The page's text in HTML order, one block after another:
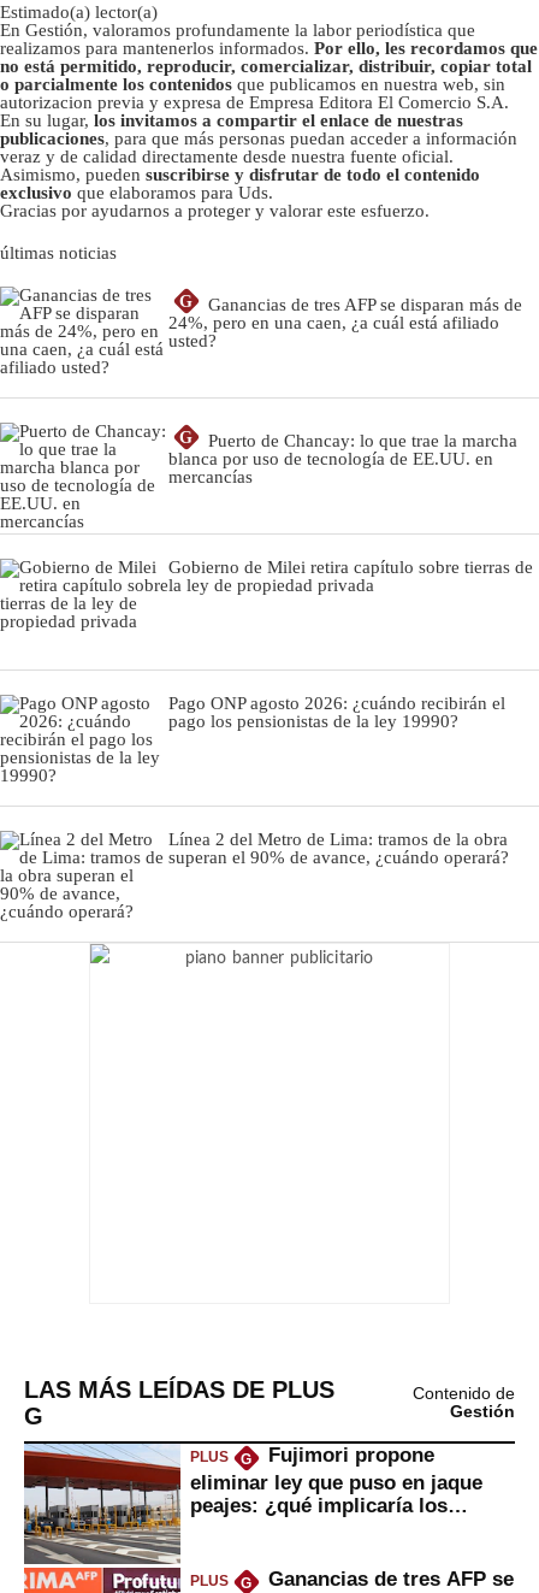
Estimado(a) lector(a)
En Gestión, valoramos profundamente la labor periodística que
realizamos para mantenerlos informados. Por ello, les recordamos que
no está permitido, reproducir, comercializar, distribuir, copiar total
o parcialmente los contenidos que publicamos en nuestra web, sin
autorizacion previa y expresa de Empresa Editora El Comercio S.A.
En su lugar, los invitamos a compartir el enlace de nuestras
publicaciones, para que más personas puedan acceder a información
veraz y de calidad directamente desde nuestra fuente oficial.
Asimismo, pueden suscribirse y disfrutar de todo el contenido
exclusivo que elaboramos para Uds.
Gracias por ayudarnos a proteger y valorar este esfuerzo.
últimas noticias
G
Ganancias de tres AFP se disparan más de
24%, pero en una caen, ¿a cuál está afiliado
usted?
G
Puerto de Chancay: lo que trae la marcha
blanca por uso de tecnología de EE.UU. en
mercancías
Gobierno de Milei retira capítulo sobre tierras de
la ley de propiedad privada
Pago ONP agosto 2026: ¿cuándo recibirán el
pago los pensionistas de la ley 19990?
Línea 2 del Metro de Lima: tramos de la obra
superan el 90% de avance, ¿cuándo operará?
LAS MÁS LEÍDAS DE PLUS
G
Contenido de
Gestión
PLUS G
Fujimori propone
eliminar ley que puso en jaque
peajes: ¿qué implicaría los
PLUS G
Ganancias de tres AFP se